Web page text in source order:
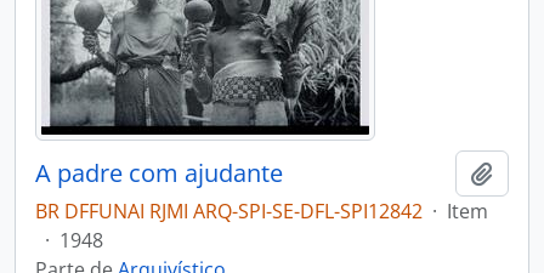
A padre com ajudante
BR DFFUNAI RJMI ARQ-SPI-SE-DFL-SPI12842 · Item
· 1948